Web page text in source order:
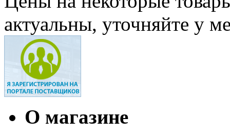
актуальны, уточняйте у
О магазине